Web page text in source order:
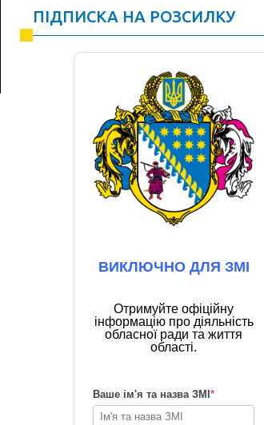
ПІДПИСКА НА РОЗСИЛКУ
ВИКЛЮЧНО ДЛЯ ЗМІ
Отримуйте офіційну
інформацію про діяльність
обласної ради та життя
області.
Ваше ім'я та назва ЗМІ*